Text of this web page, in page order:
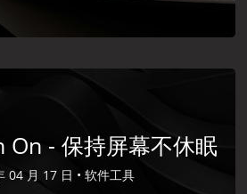
On - 保持屏幕不休眠
04 月 17 日 • 软件工具